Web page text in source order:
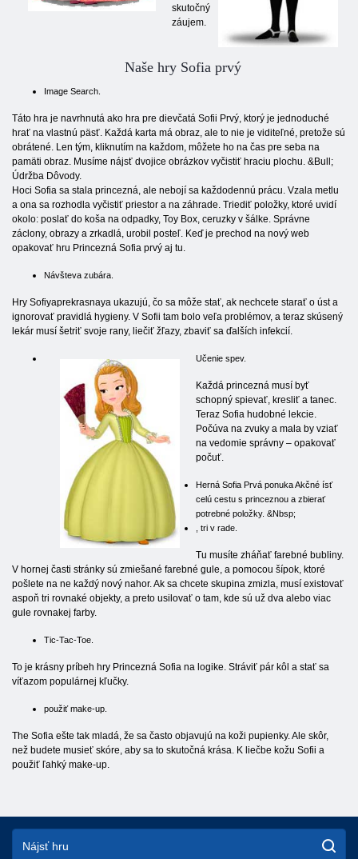
skutočný
záujem.
Naše hry Sofia prvý
Image Search.
Táto hra je navrhnutá ako hra pre dievčatá Sofii Prvý, ktorý je jednoduché
hrať na vlastnú päsť. Každá karta má obraz, ale to nie je viditeľné, pretože sú
obrátené. Len tým, kliknutím na každom, môžete ho na čas pre seba na
pamäti obraz. Musíme nájsť dvojice obrázkov vyčistiť hraciu plochu. &Bull;
Údržba Dôvody.
Hoci Sofia sa stala princezná, ale nebojí sa každodennú prácu. Vzala metlu
a ona sa rozhodla vyčistiť priestor a na záhrade. Triediť položky, ktoré uvidí
okolo: poslať do koša na odpadky, Toy Box, ceruzky v šálke. Správne
záclony, obrazy a zrkadlá, urobil posteľ. Keď je prechod na nový web
opakovať hru Princezná Sofia prvý aj tu.
Návšteva zubára.
Hry Sofiyaprekrasnaya ukazujú, čo sa môže stať, ak nechcete starať o úst a
ignorovať pravidlá hygieny. V Sofii tam bolo veľa problémov, a teraz skúsený
lekár musí šetriť svoje rany, liečiť žľazy, zbaviť sa ďalších infekcií.
Učenie spev.
Každá princezná musí byť
schopný spievať, kresliť a tanec.
Teraz Sofia hudobné lekcie.
Počúva na zvuky a mala by vziať
na vedomie správny – opakovať
počuť.
Herná Sofia Prvá ponuka Akčné ísť
celú cestu s princeznou a zbierať
potrebné položky. &Nbsp;
, tri v rade.
Tu musíte zháňať farebné bubliny.
V hornej časti stránky sú zmiešané farebné gule, a pomocou šípok, ktoré
pošlete na ne každý nový nahor. Ak sa chcete skupina zmizla, musí existovať
aspoň tri rovnaké objekty, a preto usilovať o tam, kde sú už dva alebo viac
gule rovnakej farby.
Tic-Tac-Toe.
To je krásny príbeh hry Princezná Sofia na logike. Stráviť pár kôl a stať sa
víťazom populárnej kľučky.
použiť make-up.
The Sofia ešte tak mladá, že sa často objavujú na koži pupienky. Ale skôr,
než budete musieť skóre, aby sa to skutočná krása. K liečbe kožu Sofii a
použiť ľahký make-up.